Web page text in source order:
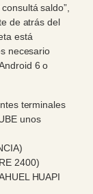
saldo”,
de atrás del
está
necesario
6 o
terminales
unos
2400)
HUAPI